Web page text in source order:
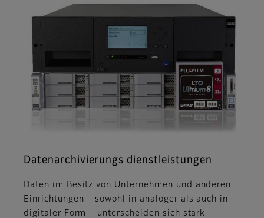
Datenarchivierungs dienstleistungen
Daten im Besitz von Unternehmen und anderen
Einrichtungen – sowohl in analoger als auch in
digitaler Form – unterscheiden sich stark